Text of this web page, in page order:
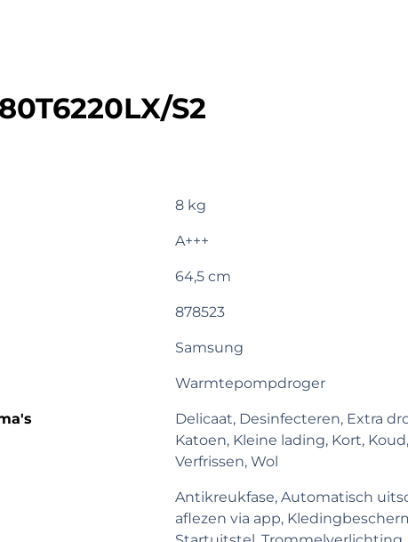
S2
8 kg
A+++
64,5 cm
878523
Samsung
Warmtepompdroger
Delicaat, Desinfecteren, Extra
Katoen, Kleine lading, Kort,
Verfrissen, Wol
Antikreukfase, Automatisch
aflezen via app,